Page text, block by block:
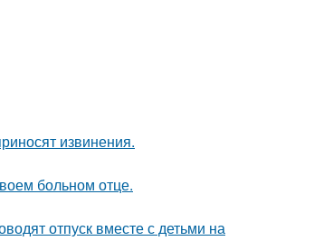
извинения.
больном отце.
отпуск вместе с детьми на